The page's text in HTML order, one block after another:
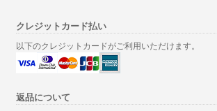
クレジットカード払い
以下のクレジットカードがご利用いただけます。
返品について